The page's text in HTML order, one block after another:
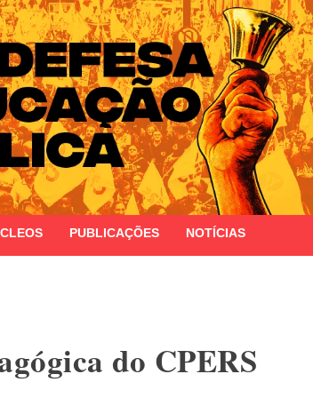
PUBLICAÇÕES NOTÍCIAS
do CPERS